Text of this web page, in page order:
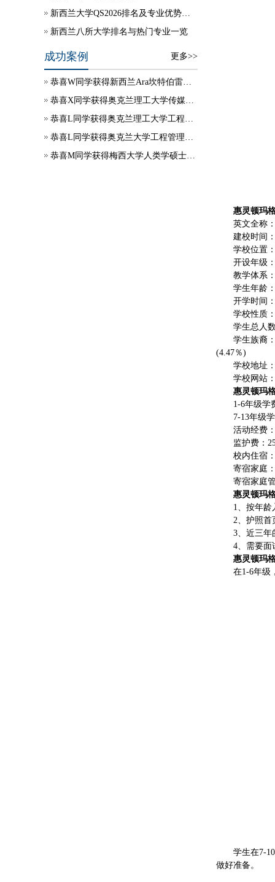
新西兰大学QS2026排名及专业优势说明
新西兰八所大学排名与热门专业一览
成功案例 更多>>
恭喜W同学获得新西兰Ara坎特伯雷理工学院学生签证
恭喜X同学获得奥克兰理工大学传媒硕士录取
恭喜L同学获得奥克兰理工大学工程项目管理硕士录取
恭喜L同学获得奥克兰大学工程管理硕士录取
恭喜M同学获得梅西大学人类学硕士录取
惠灵顿玛
英文全称
建校时间
学校位置
开设年级：
教学体系
学生年龄
开学时间
学校性质
学生总人
学生族裔
(4.47％)
学校地址
学校网站：
惠灵顿玛
1-6年级学
7-13年级
活动经费
监护费：
校内住宿
寄宿家庭
寄宿家庭
惠灵顿玛
1、按年龄
2、护照首
3、近三年
4、需要面
惠灵顿玛
在1-6年级
学生在7-
做好准备。